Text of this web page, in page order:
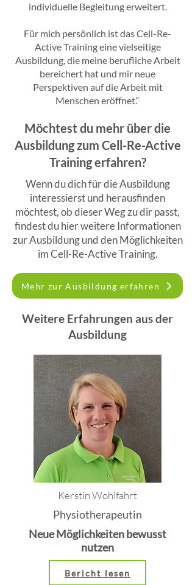
individuelle Begleitung erweitert.
Für mich persönlich ist das Cell-Re-
Active Training eine vielseitige
Ausbildung, die meine berufliche Arbeit
bereichert hat und mir neue
Perspektiven auf die Arbeit mit
Menschen eröffnet.“
Möchtest du mehr über die
Ausbildung zum Cell-Re-Active
Training erfahren?
Wenn du dich für die Ausbildung
interessierst und herausfinden
möchtest, ob dieser Weg zu dir passt,
findest du hier weitere Informationen
zur Ausbildung und den Möglichkeiten
im Cell-Re-Active Training.
Mehr zur Ausbildung erfahren
Weitere Erfahrungen aus der
Ausbildung
Kerstin Wohlfahrt
Physiotherapeutin
Neue Möglichkeiten bewusst
nutzen
Bericht lesen